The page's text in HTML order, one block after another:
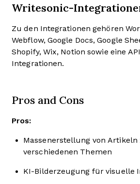
Writesonic-
Zu den Integrationen gehören
Webflow, Google Docs, Google
Shopify, Wix, Notion sowie eine
Integrationen.
Pros and Cons
Pros:
Massenerstellung von Artikeln
verschiedenen Themen
KI-Bilderzeugung für visuelle